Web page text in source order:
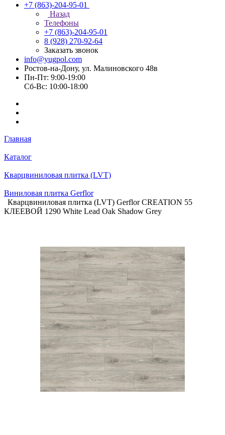
+7 (863)-204-95-01
Назад
Телефоны
+7 (863)-204-95-01
8 (928) 270-92-64
Заказать звонок
info@yugpol.com
Ростов-на-Дону, ул. Малиновского 48в
Пн-Пт: 9:00-19:00
Cб-Вс: 10:00-18:00
Главная
Каталог
Кварцвиниловая плитка (LVT)
Виниловая плитка Gerflor
Кварцвиниловая плитка (LVT) Gerflor CREATION 55
КЛЕЕВОЙ 1290 White Lead Oak Shadow Grey